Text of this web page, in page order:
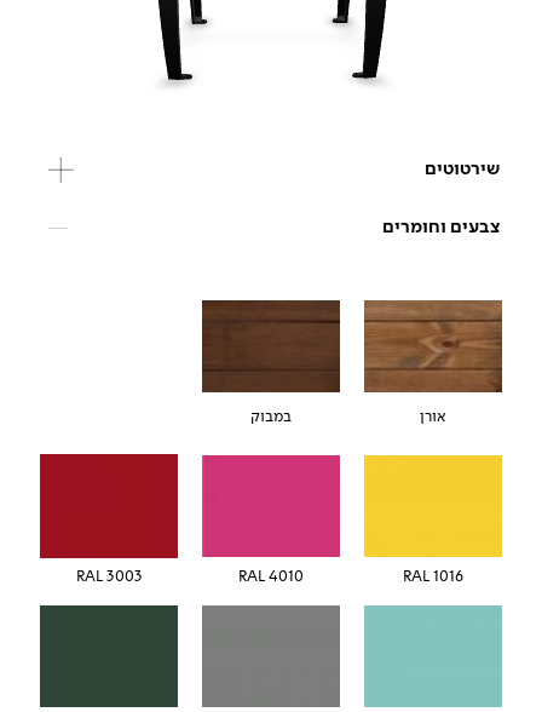
שירטוטים
צבעים וחומרים
אורן במבוק
RAL 1016
RAL 4010
RAL 3003